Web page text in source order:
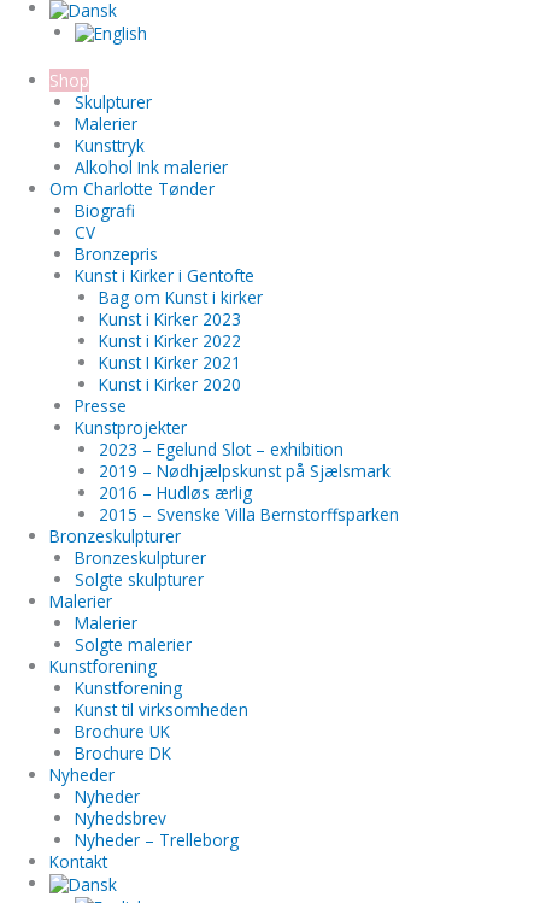
Shop
Skulpturer
Malerier
Kunsttryk
Alkohol Ink malerier
Om Charlotte Tønder
Biografi
CV
Bronzepris
Kunst i Kirker i Gentofte
Bag om Kunst i kirker
Kunst i Kirker 2023
Kunst i Kirker 2022
Kunst I Kirker 2021
Kunst i Kirker 2020
Presse
Kunstprojekter
2023 – Egelund Slot – exhibition
2019 – Nødhjælpskunst på Sjælsmark
2016 – Hudløs ærlig
2015 – Svenske Villa Bernstorffsparken
Bronzeskulpturer
Bronzeskulpturer
Solgte skulpturer
Malerier
Malerier
Solgte malerier
Kunstforening
Kunstforening
Kunst til virksomheden
Brochure UK
Brochure DK
Nyheder
Nyheder
Nyhedsbrev
Nyheder – Trelleborg
Kontakt